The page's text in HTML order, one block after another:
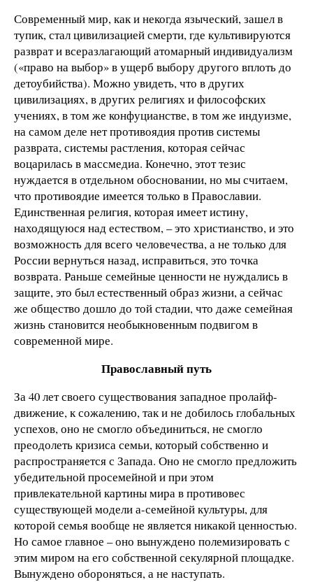
Современный мир, как и некогда языческий, зашел в
тупик, стал цивилизацией смерти, где культивируются
разврат и всеразлагающий атомарный индивидуализм
(«право на выбор» в ущерб выбору другого вплоть до
детоубийства). Можно увидеть, что в других
цивилизациях, в других религиях и философских
учениях, в том же конфуцианстве, в том же индуизме,
на самом деле нет противоядия против системы
разврата, системы растления, которая сейчас
воцарилась в массмедиа. Конечно, этот тезис
нуждается в отдельном обосновании, но мы считаем,
что противоядие имеется только в Православии.
Единственная религия, которая имеет истину,
находящуюся над естеством, – это христианство, и это
возможность для всего человечества, а не только для
России вернуться назад, исправиться, это точка
возврата. Раньше семейные ценности не нуждались в
защите, это был естественный образ жизни, а сейчас
же общество дошло до той стадии, что даже семейная
жизнь становится необыкновенным подвигом в
современной мире.
Православный путь
За 40 лет своего существования западное пролайф-
движение, к сожалению, так и не добилось глобальных
успехов, оно не смогло объединиться, не смогло
преодолеть кризиса семьи, который собственно и
распространяется с Запада. Оно не смогло предложить
убедительной просемейной и при этом
привлекательной картины мира в противовес
существующей модели а-семейной культуры, для
которой семья вообще не является никакой ценностью.
Но самое главное – оно вынуждено полемизировать с
этим миром на его собственной секулярной площадке.
Вынуждено обороняться, а не наступать.